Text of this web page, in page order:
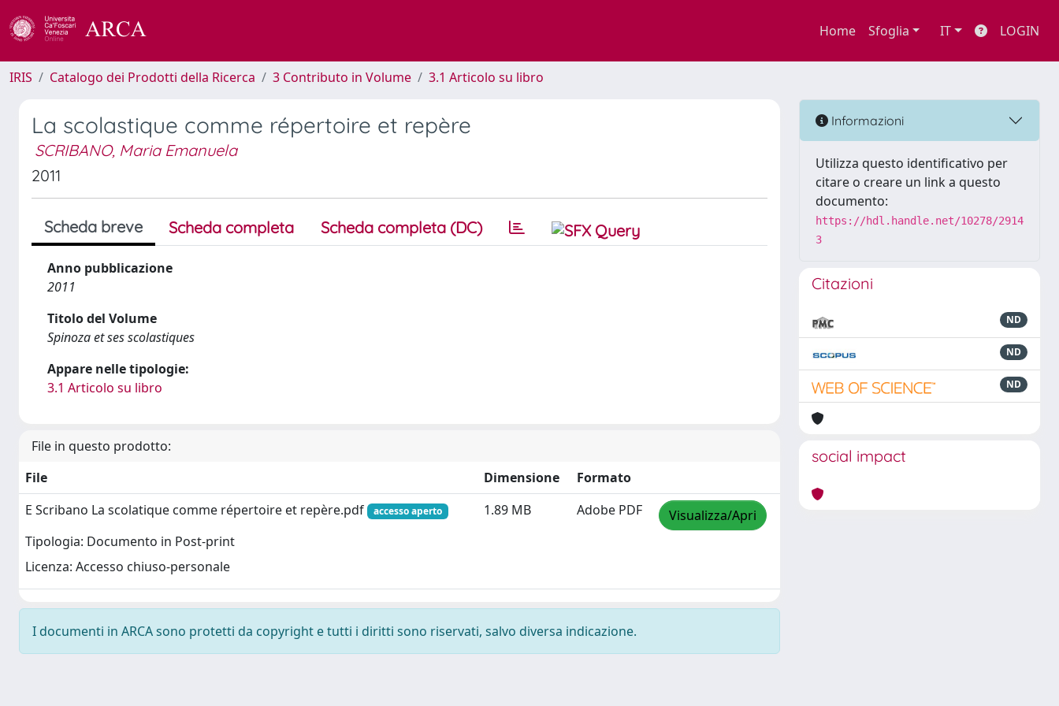
Home Sfoglia IT LOGIN
IRIS Catalogo dei Prodotti della Ricerca 3 Contributo in Volume 3.1 Articolo su libro
La scolastique comme répertoire et repère
SCRIBANO, Maria Emanuela
2011
Scheda breve Scheda completa Scheda completa (DC)
Anno pubblicazione
2011
Titolo del Volume
Spinoza et ses scolastiques
Appare nelle tipologie:
3.1 Articolo su libro
File in questo prodotto:
File
Dimensione
Formato
E Scribano La scolatique comme répertoire et repère.pdf
accesso aperto
Tipologia: Documento in Post-print
Licenza: Accesso chiuso-personale
1.89 MB Adobe PDF Visualizza/Apri
I documenti in ARCA sono protetti da copyright e tutti i diritti sono riservati, salvo diversa indicazione.
Informazioni
Utilizza questo identificativo per
citare o creare un link a questo
documento:
https://hdl.handle.net/10278/2914
3
Citazioni
ND
ND
ND
social impact